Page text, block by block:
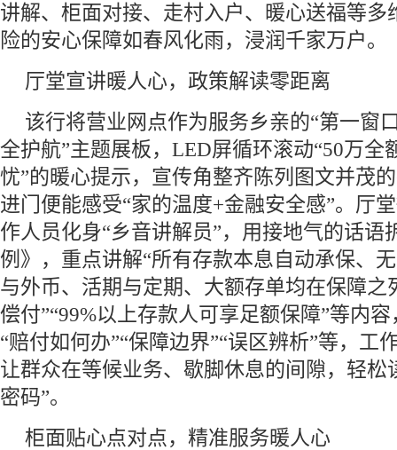
讲解、柜面对接、走村入户、暖心送福等多
险的安心保障如春风化雨，浸润千家万户。
厅堂宣讲暖人心，政策解读零距离
该行将营业网点作为服务乡亲的“第一窗
全护航”主题展板，LED屏循环滚动“50万全
忧”的暖心提示，宣传角整齐陈列图文并茂
进门便能感受“家的温度+金融安全感”。厅
作人员化身“乡音讲解员”，用接地气的话语
例》，重点讲解“所有存款本息自动承保、
与外币、活期与定期、大额存单均在保障之
偿付”“99%以上存款人可享足额保障”等内
“赔付如何办”“保障边界”“误区辨析”等，工
让群众在等候业务、歇脚休息的间隙，轻松
密码”。
柜面贴心点对点，精准服务暖人心